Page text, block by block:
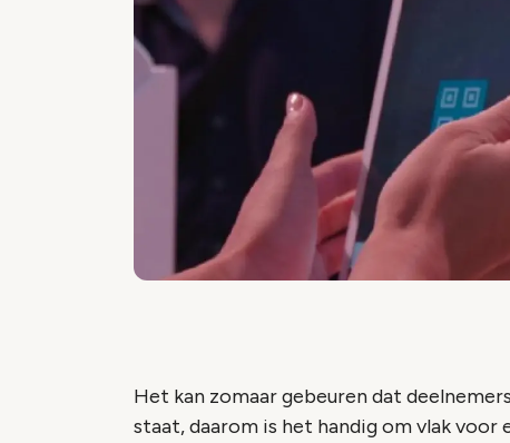
Het kan zomaar gebeuren dat
staat, daarom is het handig om vlak voor